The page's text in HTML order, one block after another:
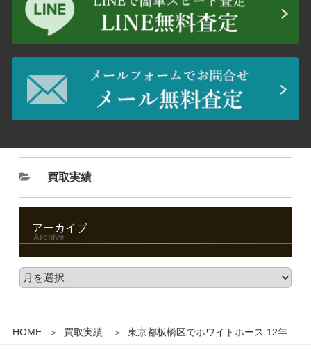
HOME 買取実績 東京都板橋区でホワイトホース 12年 デラックス スコッチウイスキー 750ml 箱付きを1,000円でお買取りさせていただきました。
買取実績
アーカイブ